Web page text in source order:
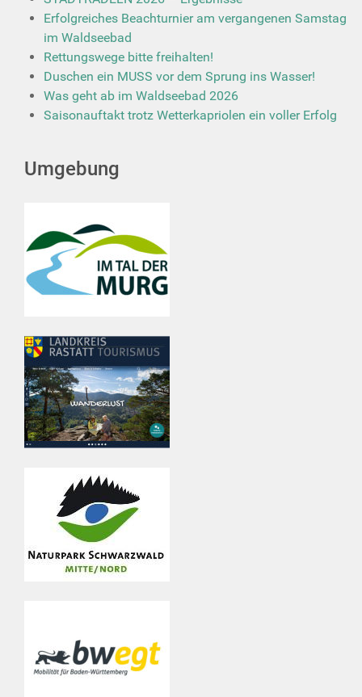
Erfolgreiches Beachturnier am vergangenen Samstag
im Waldseebad
Rettungswege bitte freihalten!
Duschen ein MUSS vor dem Sprung ins Wasser!
Was geht ab im Waldseebad 2026
Saisonauftakt trotz Wetterkapriolen ein voller Erfolg
Umgebung